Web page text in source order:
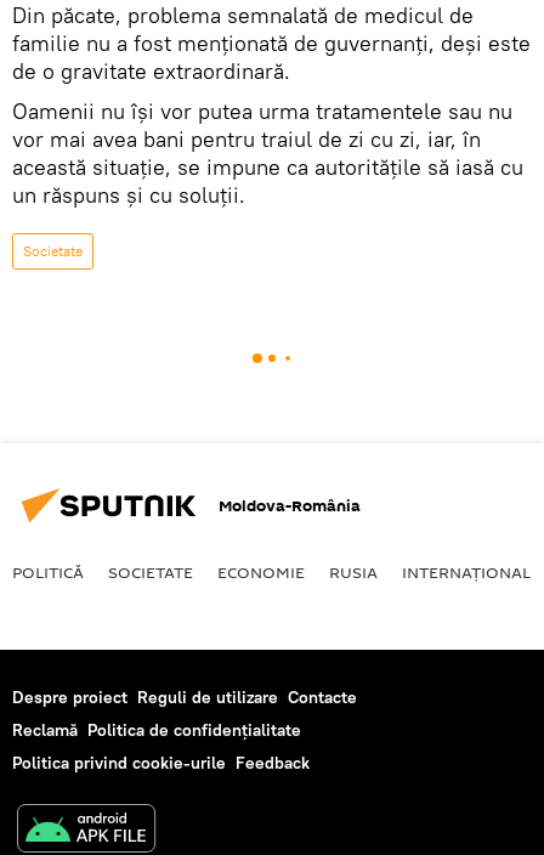
Din păcate, problema semnalată de medicul de
familie nu a fost menţionată de guvernanţi, deşi este
de o gravitate extraordinară.
Oamenii nu îşi vor putea urma tratamentele sau nu
vor mai avea bani pentru traiul de zi cu zi, iar, în
această situaţie, se impune ca autorităţile să iasă cu
un răspuns şi cu soluţii.
Societate
Moldova-România
POLITICĂ SOCIETATE ECONOMIE RUSIA INTERNAŢIONAL
Despre proiect Reguli de utilizare Contacte
Reclamă Politica de confidențialitate
Politica privind cookie-urile Feedback